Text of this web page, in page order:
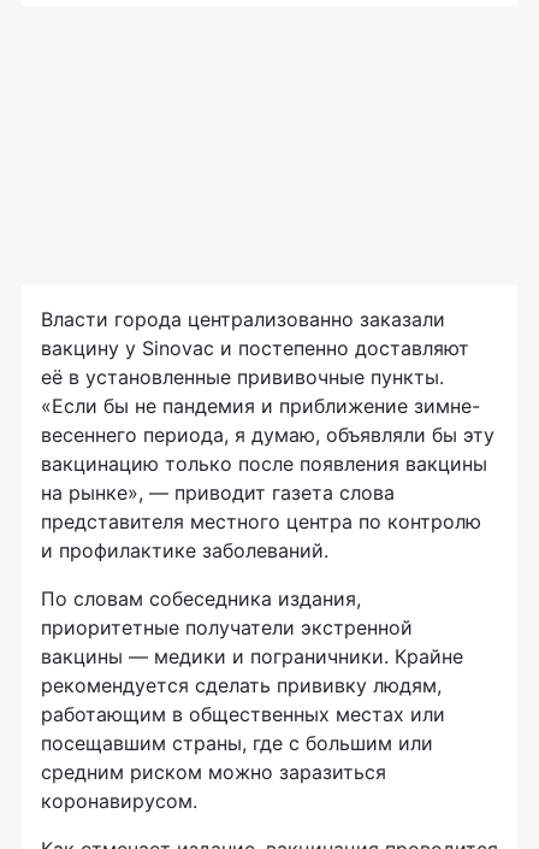
Власти города централизованно заказали
вакцину у Sinovac и постепенно доставляют
её в установленные прививочные пункты.
«Если бы не пандемия и приближение зимне-
весеннего периода, я думаю, объявляли бы эту
вакцинацию только после появления вакцины
на рынке», — приводит газета слова
представителя местного центра по контролю
и профилактике заболеваний.
По словам собеседника издания,
приоритетные получатели экстренной
вакцины — медики и пограничники. Крайне
рекомендуется сделать прививку людям,
работающим в общественных местах или
посещавшим страны, где с большим или
средним риском можно заразиться
коронавирусом.